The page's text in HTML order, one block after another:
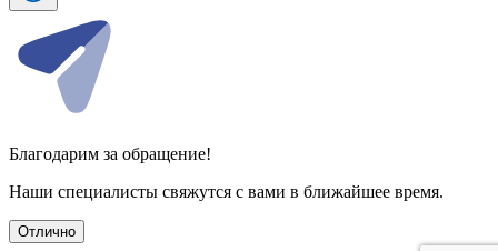
Благодарим за обращение!
Наши специалисты свяжутся с вами в ближайшее время.
Отлично